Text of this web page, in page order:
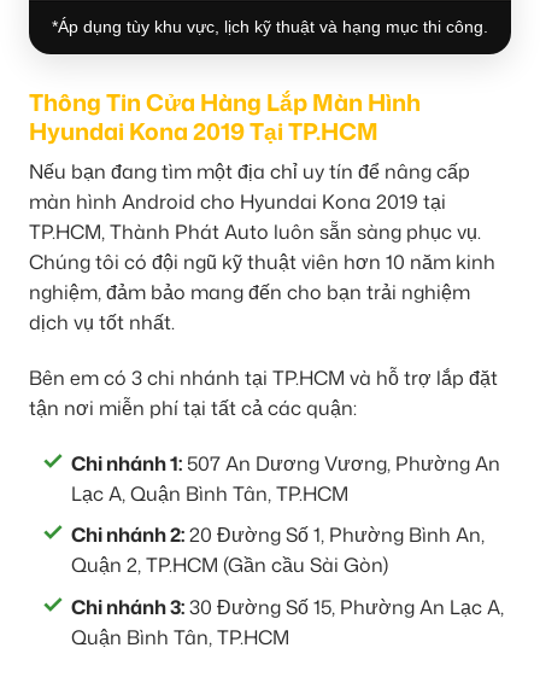
*Áp dụng tùy khu vực, lịch kỹ thuật và hạng mục thi công.
Thông Tin Cửa Hàng Lắp Màn Hình
Hyundai Kona 2019 Tại TP.HCM
Nếu bạn đang tìm một địa chỉ uy tín để nâng cấp
màn hình Android cho Hyundai Kona 2019 tại
TP.HCM, Thành Phát Auto luôn sẵn sàng phục vụ.
Chúng tôi có đội ngũ kỹ thuật viên hơn 10 năm kinh
nghiệm, đảm bảo mang đến cho bạn trải nghiệm
dịch vụ tốt nhất.
Bên em có 3 chi nhánh tại TP.HCM và hỗ trợ lắp đặt
tận nơi miễn phí tại tất cả các quận:
Chi nhánh 1: 507 An Dương Vương, Phường An
Lạc A, Quận Bình Tân, TP.HCM
Chi nhánh 2:20 Đường Số 1, Phường Bình An,
Quận 2, TP.HCM (Gần cầu Sài Gòn)
Chi nhánh 3:30 Đường Số 15, Phường An Lạc A,
Quận Bình Tân, TP.HCM